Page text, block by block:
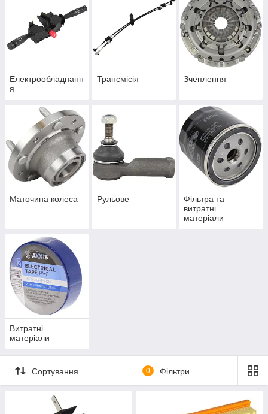
Електрообладнанн
я
Трансмісія Зчеплення
Маточина колеса Рульове
Фільтра та
витратні
матеріали
Витратні
матеріали
Сортування 0 Фільтри